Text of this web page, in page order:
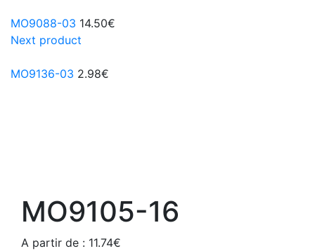
MO9088-03 14.50€
Next product
MO9136-03 2.98€
MO9105-16
A partir de : 11.74€